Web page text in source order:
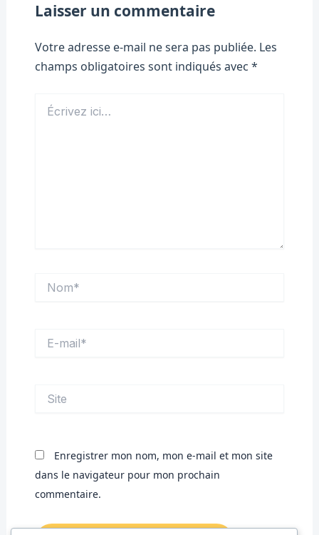
Laisser un commentaire
Votre adresse e-mail ne sera pas publiée. Les
champs obligatoires sont indiqués avec *
ici…
mail*
Enregistrer mon nom, mon e-mail et mon site
dans le navigateur pour mon prochain
commentaire.